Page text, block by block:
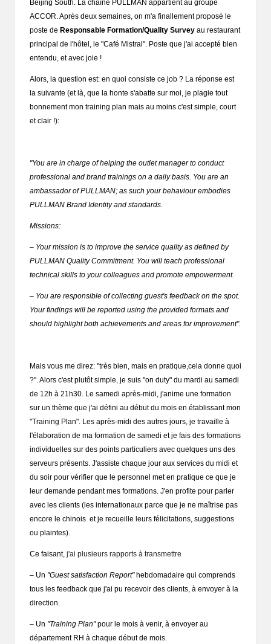
Beijing South. La chaîne PULLMAN appartient au groupe
ACCOR. Après deux semaines, on m'a finallement proposé le
poste de Responsable Formation/Quality Survey au restaurant
principal de l'hôtel, le "Café Mistral". Poste que j'ai accepté bien
entendu, et avec joie !
Alors, la question est: en quoi consiste ce job ? La réponse est
la suivante (et là, que la honte s'abatte sur moi, je plagie tout
bonnement mon training plan mais au moins c'est simple, court
et clair !):
"You are in charge of helping the outlet manager to conduct
professional and brand trainings on a daily basis. You are an
ambassador of PULLMAN; as such your behaviour embodies
PULLMAN Brand Identity and standards.
Missions:
– Your mission is to improve the service quality as defined by
PULLMAN Quality Commitment. You will teach professional
technical skills to your colleagues and promote empowerment.
– You are responsible of collecting guest's feedback on the spot.
Your findings will be reported using the provided formats and
should highlight both achievements and areas for improvement".
Mais vous me direz: "très bien, mais en pratique,cela donne quoi
?". Alors c'est plutôt simple, je suis "on duty" du mardi au samedi
de 12h à 21h30. Le samedi après-midi, j'anime une formation
sur un thème que j'ai défini au début du mois en établissant mon
"Training Plan". Les après-midi des autres jours, je travaille à
l'élaboration de ma formation de samedi et je fais des formations
individuelles sur des points particuliers avec quelques uns des
serveurs présents. J'assiste chaque jour aux services du midi et
du soir pour vérifier que le personnel met en pratique ce que je
leur demande pendant mes formations. J'en profite pour parler
avec les clients (les internationaux parce que je ne maîtrise pas
encore le chinois et je recueille leurs félicitations, suggestions
ou plaintes).
Ce faisant, j'ai plusieurs rapports à transmettre
– Un "Guest satisfaction Report"hebdomadaire qui comprends
tous les feedback que j'ai pu recevoir des clients, à envoyer à la
direction.
– Un "Training Plan"pour le mois à venir, à envoyer au
département RH à chaque début de mois.